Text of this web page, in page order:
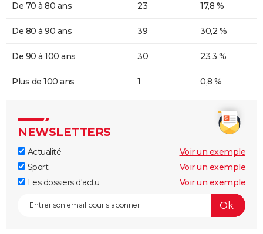
De 70 à 80 ans 23 17,8 %
De 80 à 90 ans 39 30,2 %
De 90 à 100 ans 30 23,3 %
Plus de 100 ans 1 0,8 %
NEWSLETTERS
Actualité
Voir un exemple
Sport
Voir un exemple
Les dossiers d'actu
Voir un exemple